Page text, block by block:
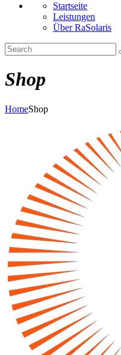
Startseite
Leistungen
Über RaSolaris
Shop
HomeShop